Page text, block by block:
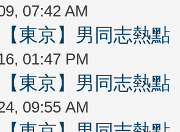
07:42 AM
東京】男同志熱
01:47 PM
東京】男同志熱
09:55 AM